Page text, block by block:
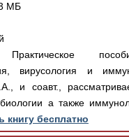
МБ
вирусология и
и соавт.,
а также
книгу бесплатно